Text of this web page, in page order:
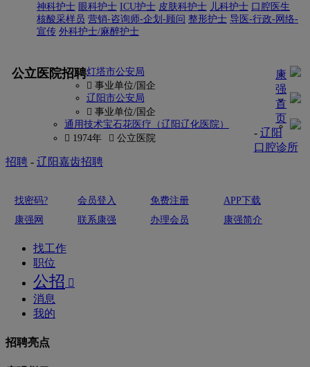
神科护士 眼科护士 ICU护士 皮肤科护士 儿科护士 口腔医生
核酸采样员 营销-咨询师-企划-顾问 整形护士 导医-行政-网络-
宣传 外科护士/麻醉护士
公立医院招聘灯塔市公安局
 事业单位/国企
辽阳市公安局
 事业单位/国企
通用技术宝石花医疗（辽阳辽化医院）
 1974年
 公立医院
康
强
首
页
- 辽阳
口腔诊所
招聘 - 辽阳嘉齿招聘
找密码? 会员登入 免费注册
APP下载
康强网
联系康强 办理会员 康强简介
找工作
职位
公招 
消息
我的
招聘亮点